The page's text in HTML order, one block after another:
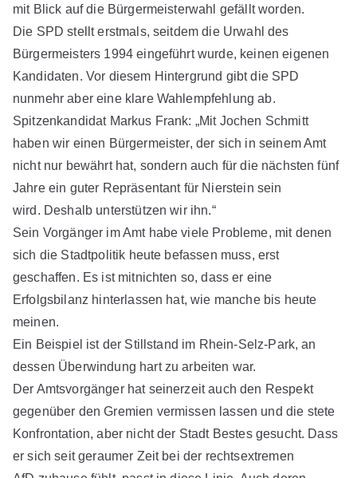
mit Blick auf die Bürgermeisterwahl gefällt worden.
Die SPD stellt erstmals, seitdem die Urwahl des
Bürgermeisters 1994 eingeführt wurde, keinen eigenen
Kandidaten. Vor diesem Hintergrund gibt die SPD
nunmehr aber eine klare Wahlempfehlung ab.
Spitzenkandidat Markus Frank: „Mit Jochen Schmitt
haben wir einen Bürgermeister, der sich in seinem Amt
nicht nur bewährt hat, sondern auch für die nächsten fünf
Jahre ein guter Repräsentant für Nierstein sein
wird. Deshalb unterstützen wir ihn.“
Sein Vorgänger im Amt habe viele Probleme, mit denen
sich die Stadtpolitik heute befassen muss, erst
geschaffen. Es ist mitnichten so, dass er eine
Erfolgsbilanz hinterlassen hat, wie manche bis heute
meinen.
Ein Beispiel ist der Stillstand im Rhein-Selz-Park, an
dessen Überwindung hart zu arbeiten war.
Der Amtsvorgänger hat seinerzeit auch den Respekt
gegenüber den Gremien vermissen lassen und die stete
Konfrontation, aber nicht der Stadt Bestes gesucht. Dass
er sich seit geraumer Zeit bei der rechtsextremen